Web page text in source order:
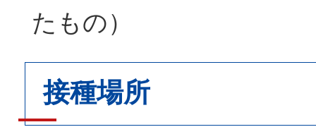
たもの）
接種場所